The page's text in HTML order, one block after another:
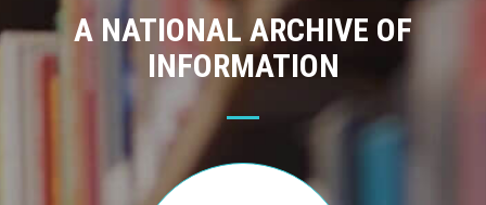
A NATIONAL ARCHIVE OF
INFORMATION